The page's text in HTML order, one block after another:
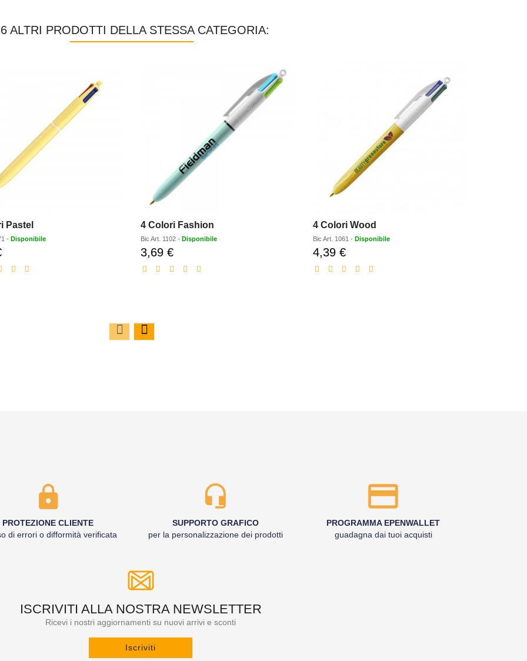
ALTRI PRODOTTI DELLA STESSA CATEGORIA:
Pastel
- Disponibile
Prezzo
4 Colori Fashion
Bic Art. 1102 - Disponibile
3,69 €Prezzo
4 Colori Wood
Bic Art. 1061 - Disponibile
4,39 €Prezzo
PROTEZIONE CLIENTE
di errori o difformità verificata
SUPPORTO GRAFICO
per la personalizzazione dei prodotti
PROGRAMMA EPENWALLET
guadagna dai tuoi acquisti
ISCRIVITI ALLA NOSTRA NEWSLETTER
Ricevi i nostri aggiornamenti su nuovi arrivi e sconti
Iscriviti